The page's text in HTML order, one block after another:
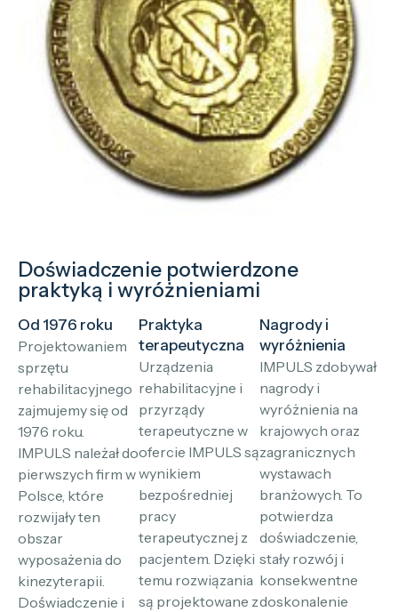
Doświadczenie potwierdzone
praktyką i wyróżnieniami
Od 1976 roku
Projektowaniem
sprzętu
rehabilitacyjnego
zajmujemy się od
1976 roku.
IMPULS należał do
pierwszych firm w
Polsce, które
rozwijały ten
obszar
wyposażenia do
kinezyterapii.
Doświadczenie i
Praktyka
terapeutyczna
Urządzenia
rehabilitacyjne i
przyrządy
terapeutyczne w
ofercie IMPULS są
wynikiem
bezpośredniej
pracy
terapeutycznej z
pacjentem. Dzięki
temu rozwiązania
są projektowane z
Nagrody i
wyróżnienia
IMPULS zdobywał
nagrody i
wyróżnienia na
krajowych oraz
zagranicznych
wystawach
branżowych. To
potwierdza
doświadczenie,
stały rozwój i
konsekwentne
doskonalenie